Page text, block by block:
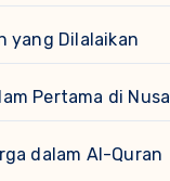
yang Dilalaikan
Pertama di
dalam Al-Quran